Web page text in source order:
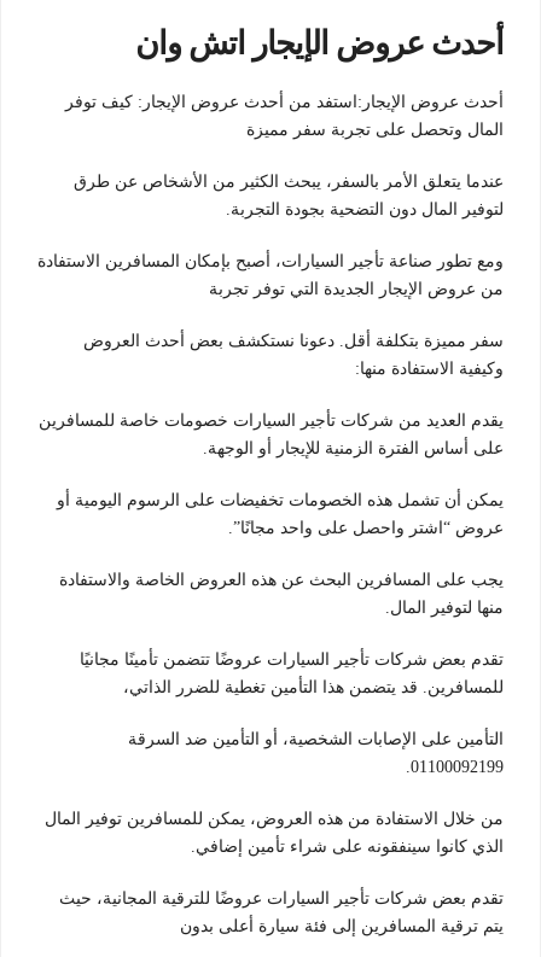
أحدث عروض الإيجار اتش وان
أحدث عروض الإيجار:استفد من أحدث عروض الإيجار: كيف توفر
المال وتحصل على تجربة سفر مميزة
عندما يتعلق الأمر بالسفر، يبحث الكثير من الأشخاص عن طرق
لتوفير المال دون التضحية بجودة التجربة.
ومع تطور صناعة تأجير السيارات، أصبح بإمكان المسافرين الاستفادة
من عروض الإيجار الجديدة التي توفر تجربة
سفر مميزة بتكلفة أقل. دعونا نستكشف بعض أحدث العروض
وكيفية الاستفادة منها:
يقدم العديد من شركات تأجير السيارات خصومات خاصة للمسافرين
على أساس الفترة الزمنية للإيجار أو الوجهة.
يمكن أن تشمل هذه الخصومات تخفيضات على الرسوم اليومية أو
عروض “اشتر واحصل على واحد مجانًا”.
يجب على المسافرين البحث عن هذه العروض الخاصة والاستفادة
منها لتوفير المال.
تقدم بعض شركات تأجير السيارات عروضًا تتضمن تأمينًا مجانيًا
للمسافرين. قد يتضمن هذا التأمين تغطية للضرر الذاتي،
التأمين على الإصابات الشخصية، أو التأمين ضد السرقة
01100092199.
من خلال الاستفادة من هذه العروض، يمكن للمسافرين توفير المال
الذي كانوا سينفقونه على شراء تأمين إضافي.
تقدم بعض شركات تأجير السيارات عروضًا للترقية المجانية، حيث
يتم ترقية المسافرين إلى فئة سيارة أعلى بدون